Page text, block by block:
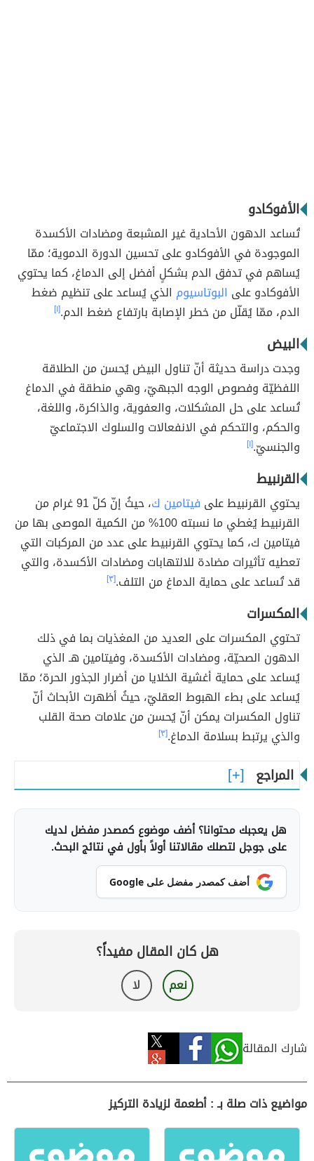
الأفوكادو
تُساعد الدهون الأحادية غير المشبعة ومضادات الأكسدة
الموجودة في الأفوكادو على تحسين الدورة الدموية؛ ممّا
يُساهم في تدفق الدم بشكلٍ أفضل إلى الدماغ، كما يحتوي
الأفوكادو على البوتاسيوم الذي يُساعد على تنظيم ضغط
الدم، ممّا يُقلّل من خطر الإصابة بارتفاع ضغط الدم.[١]
البيض
وجدت دراسة حديثة أنّ تناول البيض يُحسن من الطلاقة
اللفظيّة وفصوص الوجه الجبهيّ، وهي منطقة في الدماغ
تُساعد على حل المشكلات، والعفوية، والذاكرة، واللغة،
والحكم، والتحكم في الانفعالات والسلوك الاجتماعيّ
والجنسيّ.[١]
القرنبيط
يحتوي القرنبيط على فيتامين ك
، حيثُ إنّ كلّ 91 غرام من
القرنبيط يُغطي ما نسبته 100% من الكمية الموصى بها من
فيتامين ك، كما يحتوي القرنبيط على عدد من المركبات التي
تعطيه تأثيرات مضادة للالتهابات ومضادات الأكسدة، والتي
قد تُساعد على حماية الدماغ من التلف.[٣]
المكسرات
تحتوي المكسرات على العديد من المغذيات بما في ذلك
الدهون الصحيّة، ومضادات الأكسدة، وفيتامين هـ الذي
يُساعد على حماية أغشية الخلايا من أضرار الجذور الحرة؛ ممّا
يُساعد على بطء الهبوط العقليّ، حيثُ أظهرت الأبحاث أنّ
تناول المكسرات يمكن أنّ يُحسن من علامات صحة القلب
والذي يرتبط بسلامة الدماغ.[٣]
المراجع
هل يعجبك محتوانا؟ أضف موضوع كمصدر مفضل لديك
على جوجل لتصلك مقالاتنا أولاً بأول في نتائج البحث.
أضف كمصدر مفضل على Google
هل كان المقال مفيداً؟
نعم لا
شارك المقالة
مواضيع ذات صلة بـ : أطعمة لزيادة التركيز